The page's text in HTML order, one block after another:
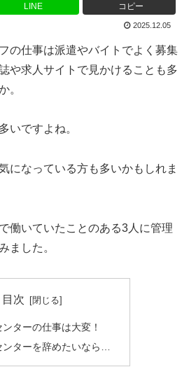
LINE コピー
2025.12.05
の仕事は派遣やバイトでよく募集
や求人サイトで見かけることも多
。
いですよね。
になっている方も多いかもしれま
働いていたことのある3人に管理
ました。
目次
ンターの仕事は大変！
ンターを辞めたいなら…